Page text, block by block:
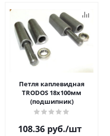
Петля каплевидная
TRODOS 18х100мм
(подшипник)
108.36 руб./шт